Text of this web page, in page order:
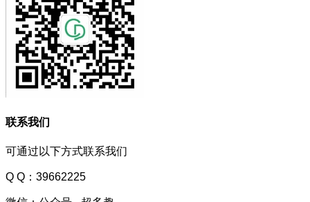
联系我们
可通过以下方式联系我们
Q Q：39662225